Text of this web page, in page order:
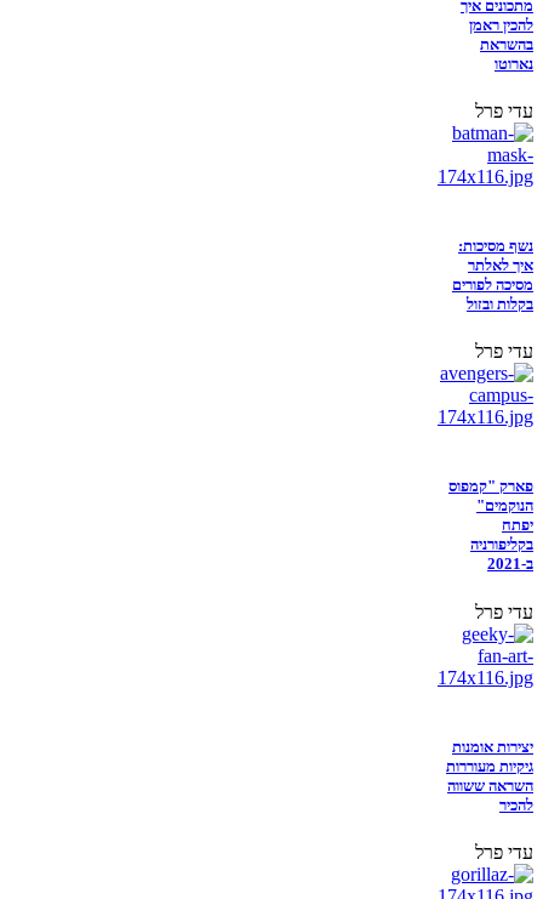
מתכונים איך
להכין ראמן
בהשראת
נארוטו
עדי פרל
נשף מסיכות:
איך לאלתר
מסיכה לפורים
בקלות ובזול
עדי פרל
פארק "קמפוס
הנוקמים"
יפתח
בקליפורניה
ב-2021
עדי פרל
יצירות אומנות
גיקיות מעוררות
השראה ששווה
להכיר
עדי פרל